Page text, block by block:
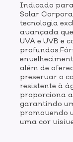
Indicado
Solar
tecnologia
avançada
UVA e UVB e
além de
preservar o
resistente à
proporciona
garantindo
promovendo
uma cor